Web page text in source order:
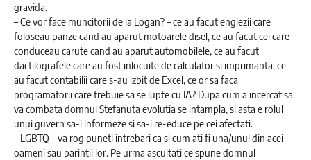
gravida.
– Ce vor face muncitorii de la Logan? – ce au facut englezii care
foloseau panze cand au aparut motoarele disel, ce au facut cei care
conduceau carute cand au aparut automobilele, ce au facut
dactilografele care au fost inlocuite de calculator si imprimanta, ce
au facut contabilii care s-au izbit de Excel, ce or sa faca
programatorii care trebuie sa se lupte cu IA? Dupa cum a incercat sa
va combata domnul Stefanuta evolutia se intampla, si asta e rolul
unui guvern sa-i informeze si sa-i re-educe pe cei afectati.
– LGBTQ – va rog puneti intrebari ca si cum ati fi una/unul din acei
oameni sau parintii lor. Pe urma ascultati ce spune domnul